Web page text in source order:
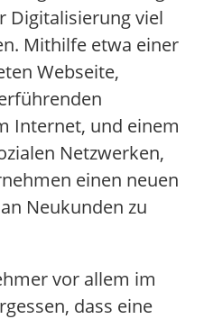
Digitalisierung viel
Mithilfe etwa einer
Webseite,
Internet, und einem
Netzwerken,
einen neuen
Neukunden zu
vor allem im
dass eine